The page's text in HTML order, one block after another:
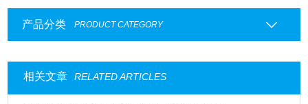
产品分类 PRODUCT CATEGORY
相关文章 RELATED ARTICLES